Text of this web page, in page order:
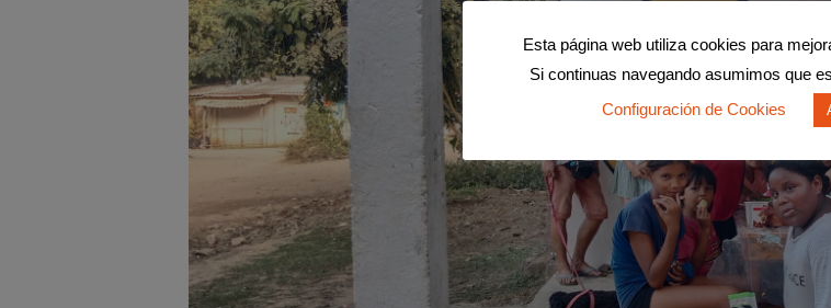
Esta página web utiliza cookies para
Si continuas navegando asumimos que
Configuración de Cookies